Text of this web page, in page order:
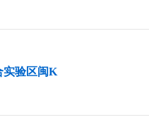
实验区闽K